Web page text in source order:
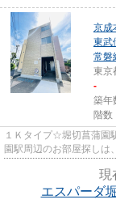
京成
東武
常磐
東京
-
築年
階数
１Ｋタイプ☆堀切菖蒲園
園駅周辺のお部屋探しは
現
エスパーダ